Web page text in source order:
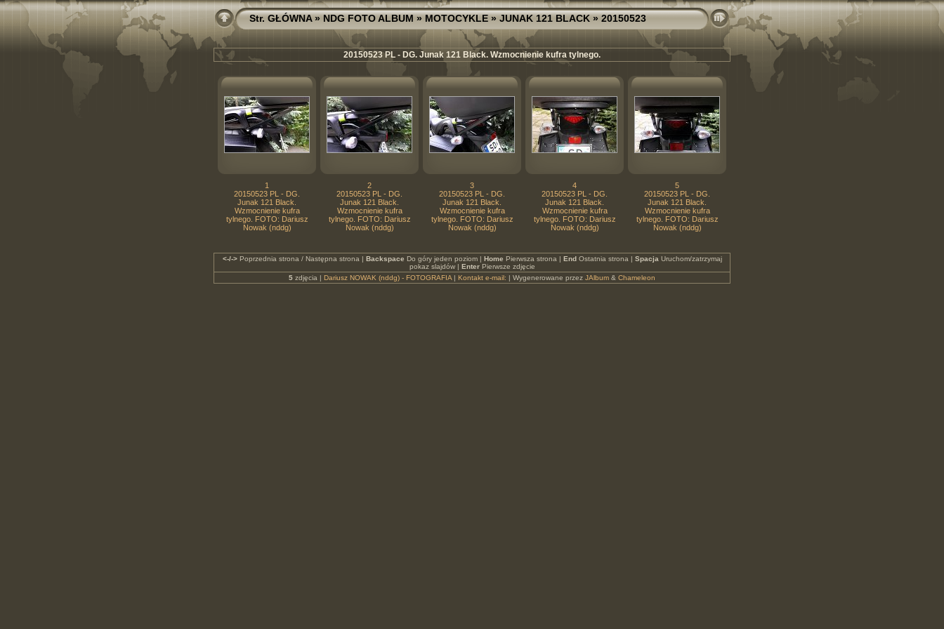
Str. GŁÓWNA»NDG FOTO ALBUM»MOTOCYKLE»JUNAK 121 BLACK» 20150523
20150523 PL - DG. Junak 121 Black. Wzmocnienie kufra tylnego.
1
20150523 PL - DG.
Junak 121 Black.
Wzmocnienie kufra
tylnego. FOTO: Dariusz
Nowak (nddg)
2
20150523 PL - DG.
Junak 121 Black.
Wzmocnienie kufra
tylnego. FOTO: Dariusz
Nowak (nddg)
3
20150523 PL - DG.
Junak 121 Black.
Wzmocnienie kufra
tylnego. FOTO: Dariusz
Nowak (nddg)
4
20150523 PL - DG.
Junak 121 Black.
Wzmocnienie kufra
tylnego. FOTO: Dariusz
Nowak (nddg)
5
20150523 PL - DG.
Junak 121 Black.
Wzmocnienie kufra
tylnego. FOTO: Dariusz
Nowak (nddg)
<-/->Poprzednia strona / Następna strona | Backspace Do góry jeden poziom | Home Pierwsza strona | EndOstatnia strona | Spacja Uruchom/zatrzymaj
pokaz slajdów | EnterPierwsze zdjęcie
5 zdjęcia | Dariusz NOWAK (nddg) - FOTOGRAFIA | Kontakt e-mail: | Wygenerowane przez JAlbum & Chameleon